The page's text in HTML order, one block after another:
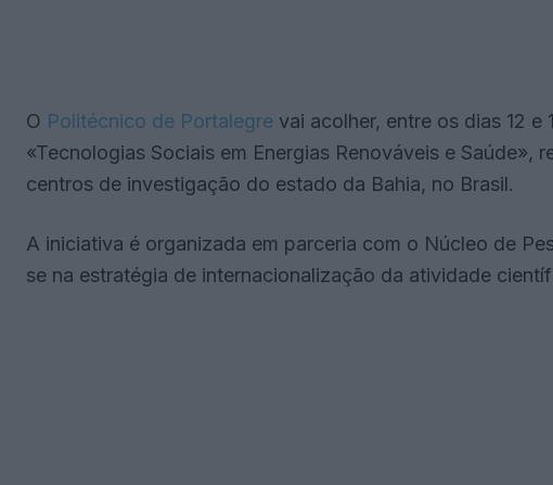
O Politécnico de Portalegre vai acolher, entre os dias 12
«Tecnologias Sociais em Energias Renováveis e
centros de investigação do estado da Bahia, no Brasil.
A iniciativa é organizada em parceria com o Núcleo de
se na estratégia de internacionalização da atividade